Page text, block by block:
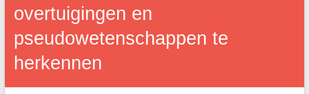
overtuigingen en
pseudowetenschappen te
herkennen